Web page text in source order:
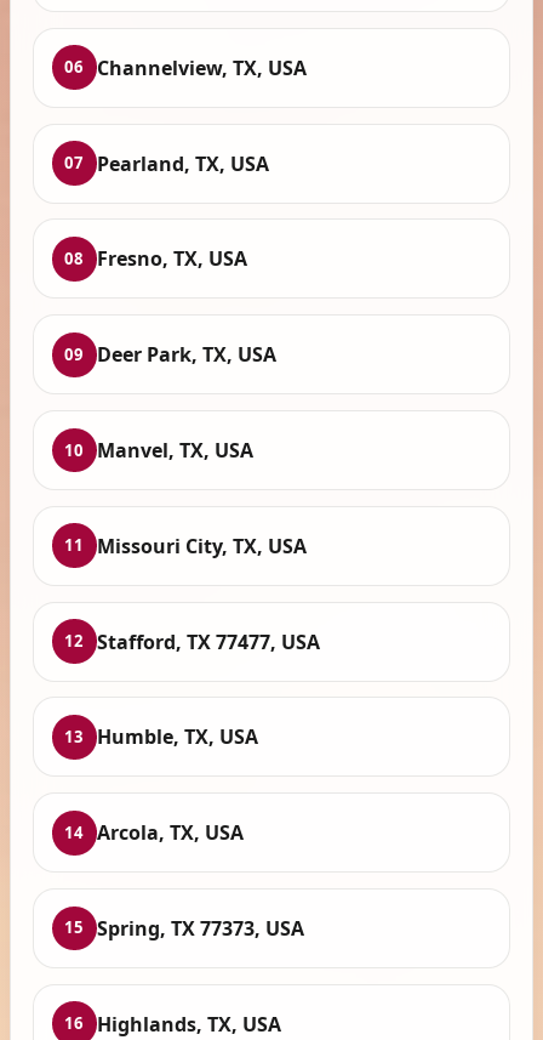
06 Channelview, TX, USA
07 Pearland, TX, USA
08 Fresno, TX, USA
09 Deer Park, TX, USA
10 Manvel, TX, USA
11 Missouri City, TX, USA
12 Stafford, TX 77477, USA
13 Humble, TX, USA
14 Arcola, TX, USA
15 Spring, TX 77373, USA
16 Highlands, TX, USA